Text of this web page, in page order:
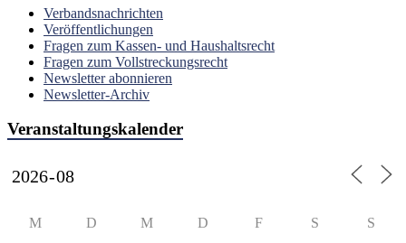
Verbandsnachrichten
Veröffentlichungen
Fragen zum Kassen- und Haushaltsrecht
Fragen zum Vollstreckungsrecht
Newsletter abonnieren
Newsletter-Archiv
Veranstaltungskalender
M D M D F S S